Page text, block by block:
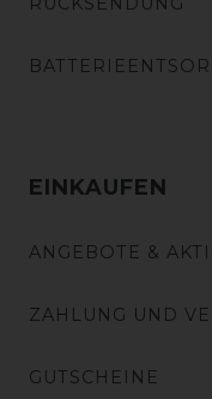
EINKAUFEN
ANGEBOTE &
ZAHLUNG UND
GUTSCHEINE